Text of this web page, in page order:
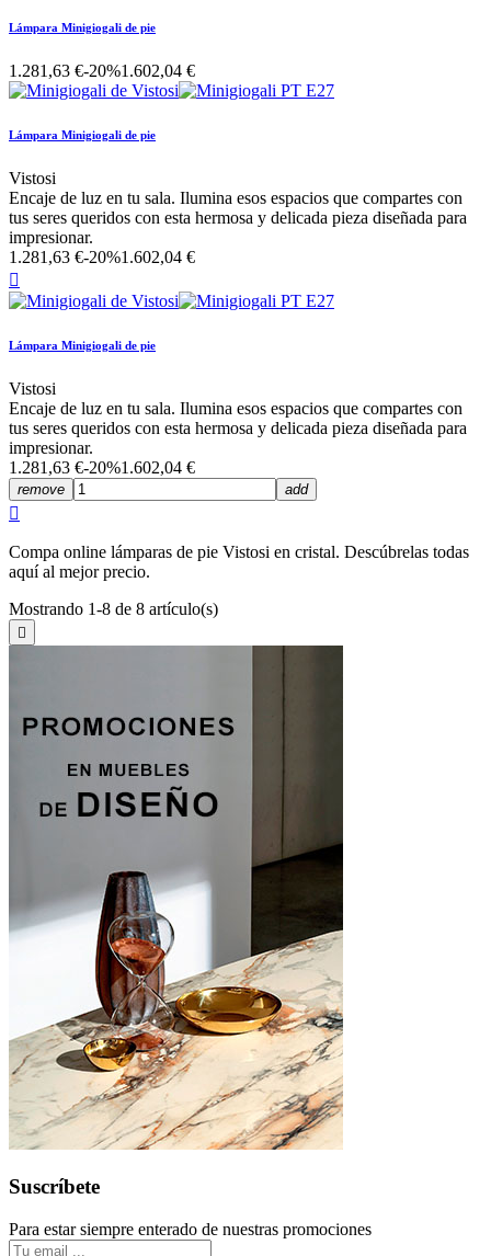
Lámpara Minigiogali de pie
1.281,63 €-20%1.602,04 €
Lámpara Minigiogali de pie
Vistosi
Encaje de luz en tu sala. Ilumina esos espacios que compartes con
tus seres queridos con esta hermosa y delicada pieza diseñada para
impresionar.
1.281,63 €-20%1.602,04 €

Lámpara Minigiogali de pie
Vistosi
Encaje de luz en tu sala. Ilumina esos espacios que compartes con
tus seres queridos con esta hermosa y delicada pieza diseñada para
impresionar.
1.281,63 €-20%1.602,04 €
remove add

Compa online lámparas de pie Vistosi en cristal. Descúbrelas todas
aquí al mejor precio.
Mostrando 1-8 de 8 artículo(s)

Suscríbete
Para estar siempre enterado de nuestras promociones